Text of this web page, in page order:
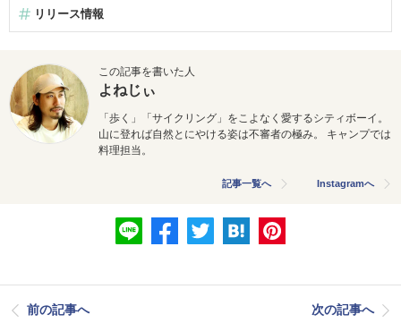
リリース情報
この記事を書いた人
よねじぃ
「歩く」「サイクリング」をこよなく愛するシティボーイ。
山に登れば自然とにやける姿は不審者の極み。 キャンプでは
料理担当。
記事一覧へ Instagramへ
前の記事へ 次の記事へ